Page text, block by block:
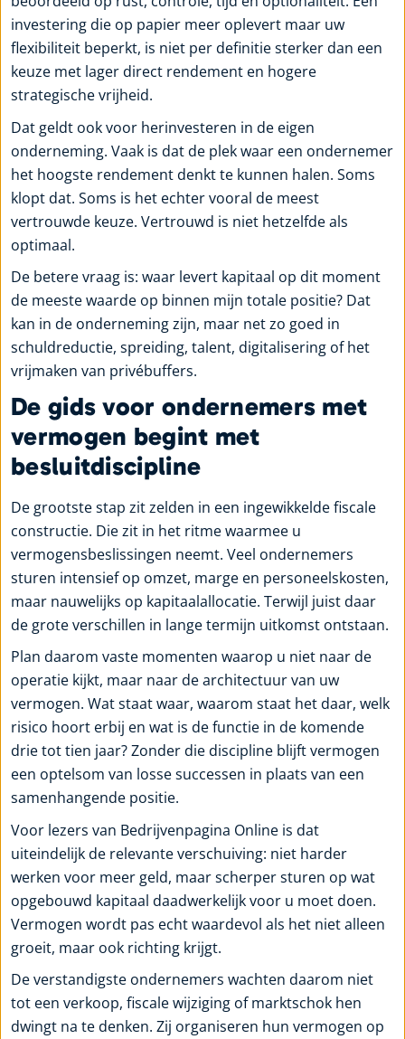
investering die op papier meer oplevert maar uw
flexibiliteit beperkt, is niet per definitie sterker dan een
keuze met lager direct rendement en hogere
strategische vrijheid.
Dat geldt ook voor herinvesteren in de eigen
onderneming. Vaak is dat de plek waar een ondernemer
het hoogste rendement denkt te kunnen halen. Soms
klopt dat. Soms is het echter vooral de meest
vertrouwde keuze. Vertrouwd is niet hetzelfde als
optimaal.
De betere vraag is: waar levert kapitaal op dit moment
de meeste waarde op binnen mijn totale positie? Dat
kan in de onderneming zijn, maar net zo goed in
schuldreductie, spreiding, talent, digitalisering of het
vrijmaken van privébuffers.
De gids voor ondernemers met
vermogen begint met
besluitdiscipline
De grootste stap zit zelden in een ingewikkelde fiscale
constructie. Die zit in het ritme waarmee u
vermogensbeslissingen neemt. Veel ondernemers
sturen intensief op omzet, marge en personeelskosten,
maar nauwelijks op kapitaalallocatie. Terwijl juist daar
de grote verschillen in lange termijn uitkomst ontstaan.
Plan daarom vaste momenten waarop u niet naar de
operatie kijkt, maar naar de architectuur van uw
vermogen. Wat staat waar, waarom staat het daar, welk
risico hoort erbij en wat is de functie in de komende
drie tot tien jaar? Zonder die discipline blijft vermogen
een optelsom van losse successen in plaats van een
samenhangende positie.
Voor lezers van Bedrijvenpagina Online is dat
uiteindelijk de relevante verschuiving: niet harder
werken voor meer geld, maar scherper sturen op wat
opgebouwd kapitaal daadwerkelijk voor u moet doen.
Vermogen wordt pas echt waardevol als het niet alleen
groeit, maar ook richting krijgt.
De verstandigste ondernemers wachten daarom niet
tot een verkoop, fiscale wijziging of marktschok hen
dwingt na te denken. Zij organiseren hun vermogen op